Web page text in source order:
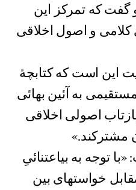
گفت که تمرکز این
کلامی و اصول اخلاقی
این است که کتابچۀ
به آئین بهائی
اصولی اخلاقی
مشترکند.»
توجه به بیاعتنائیِ
خواستهای بین